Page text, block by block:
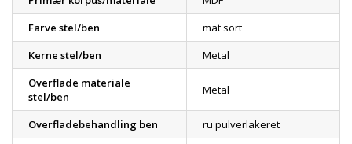
Farve stel/ben
mat sort
Kerne stel/ben
Metal
Overflade materiale
stel/ben
Metal
Overfladebehandling ben ru pulverlakeret